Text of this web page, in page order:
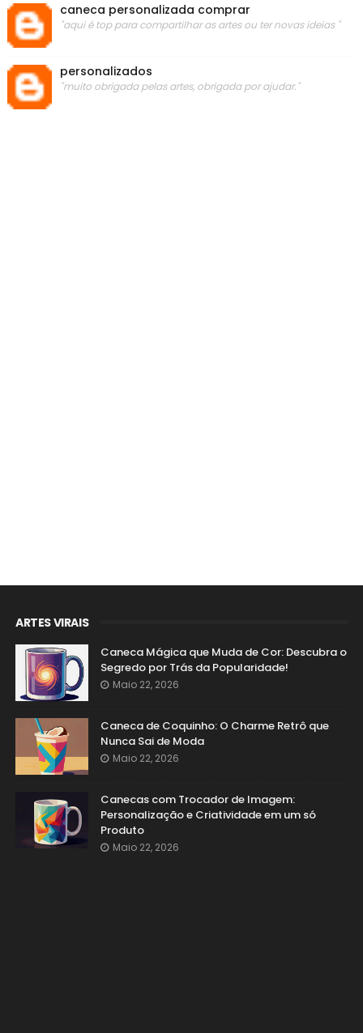
caneca personalizada comprar
"aqui é top para compartilhar as artes ou ter novas ideias "
personalizados
"muito obrigada pelas artes, obrigada por ajudar."
ARTES VIRAIS
Caneca Mágica que Muda de Cor: Descubra o
Segredo por Trás da Popularidade!
Maio 22, 2026
Caneca de Coquinho: O Charme Retrô que
Nunca Sai de Moda
Maio 22, 2026
Canecas com Trocador de Imagem:
Personalização e Criatividade em um só
Produto
Maio 22, 2026